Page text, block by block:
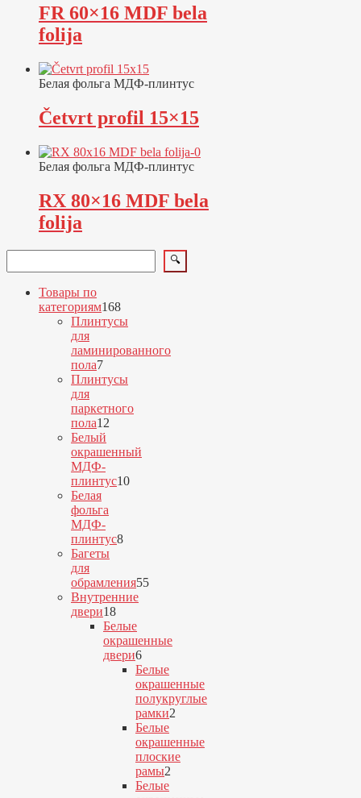
FR 60×16 MDF bela
folija
Белая фольга МДФ-плинтус
Četvrt profil 15×15
Белая фольга МДФ-плинтус
RX 80×16 MDF bela
folija
🔍
Товары по
категориям168168
товаров
Плинтусы
для
ламинированного
пола77
товаров
Плинтусы
для
паркетного
пола12
Белый
окрашенный
МДФ-
плинтус10
10
товаров
Белая
фольга
МДФ-
плинтус88
Багеты
для
обрамления55
55
товаров
Внутренние
двери1818
товаров
Белые
окрашенные
двери6
товаров
Белые
окрашенные
полукруглые
рамки2
2
товара
Белые
окрашенные
плоские
рамы2
2
Белые